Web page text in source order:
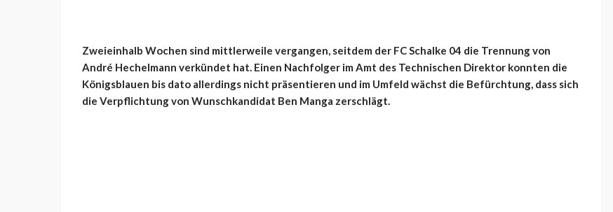
Zweieinhalb Wochen sind mittlerweile vergangen, seitdem der FC Schalke 04 die Trennung von
André Hechelmann verkündet hat. Einen Nachfolger im Amt des Technischen Direktor konnten die
Königsblauen bis dato allerdings nicht präsentieren und im Umfeld wächst die Befürchtung, dass sich
die Verpflichtung von Wunschkandidat Ben Manga zerschlägt.